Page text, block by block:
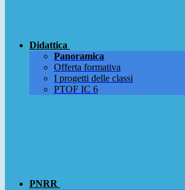
Didattica
Panoramica
Offerta formativa
I progetti delle classi
PTOF IC 6
PNRR